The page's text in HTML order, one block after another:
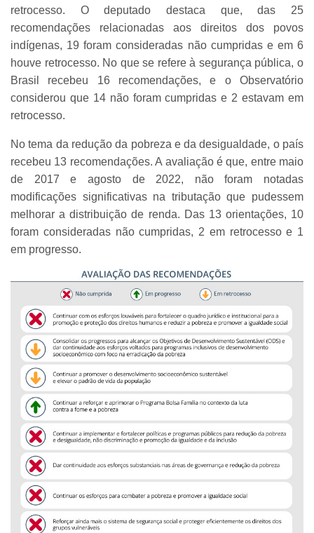
retrocesso. O deputado destaca que, das 25
recomendações relacionadas aos direitos dos povos
indígenas, 19 foram consideradas não cumpridas e em 6
houve retrocesso. No que se refere à segurança pública, o
Brasil recebeu 16 recomendações, e o Observatório
considerou que 14 não foram cumpridas e 2 estavam em
retrocesso.
No tema da redução da pobreza e da desigualdade, o país
recebeu 13 recomendações. A avaliação é que, entre maio
de 2017 e agosto de 2022, não foram notadas
modificações significativas na tributação que pudessem
melhorar a distribuição de renda. Das 13 orientações, 10
foram consideradas não cumpridas, 2 em retrocesso e 1
em progresso.